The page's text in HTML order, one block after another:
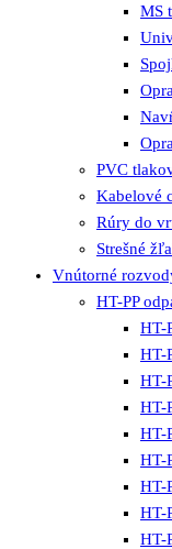
MS
PVC
Kabelové
Rúry do
Strešné
Vnútorné
HT-PP
HT-
HT-
HT-
HT-
HT-
HT-
HT-
HT-
HT-